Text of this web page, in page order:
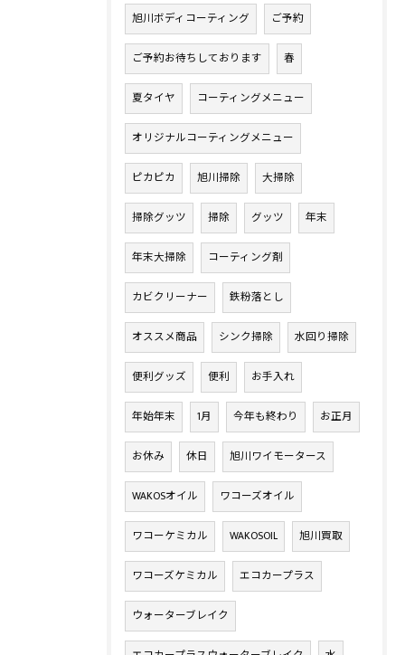
旭川ボディコーティング ご予約
ご予約お待ちしております 春
夏タイヤ コーティングメニュー
オリジナルコーティングメニュー
ピカピカ 旭川掃除 大掃除
掃除グッツ 掃除 グッツ 年末
年末大掃除 コーティング剤
カビクリーナー 鉄粉落とし
オススメ商品 シンク掃除 水回り掃除
便利グッズ 便利 お手入れ
年始年末 1月 今年も終わり お正月
お休み 休日 旭川ワイモータース
WAKOSオイル ワコーズオイル
ワコーケミカル WAKOSOIL 旭川買取
ワコーズケミカル エコカープラス
ウォーターブレイク